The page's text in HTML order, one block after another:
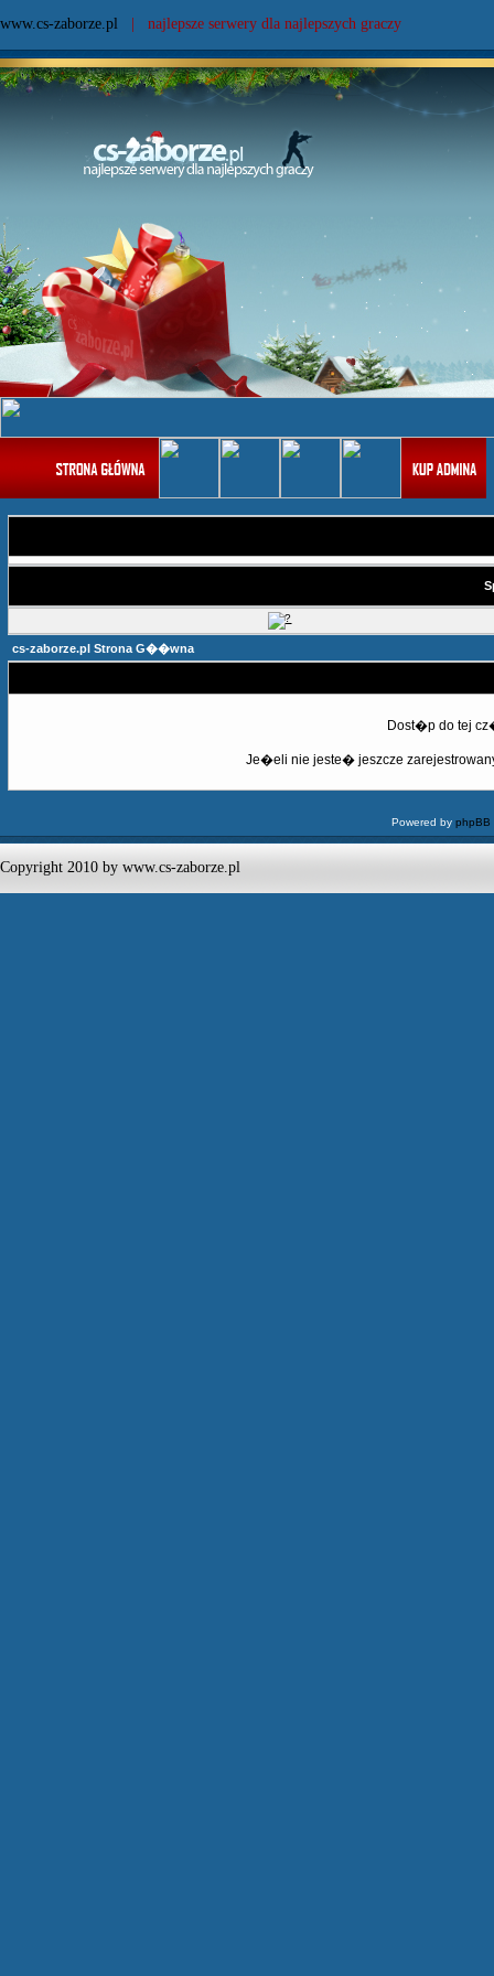
www.cs-zaborze.pl | najlepsze serwery dla najlepszych graczy
cs-zaborze.pl Strona G��wna
Dost�p do tej
Je�eli nie jeste� jeszcze
Powered byphpBB
Copyright 2010 by www.cs-zaborze.pl